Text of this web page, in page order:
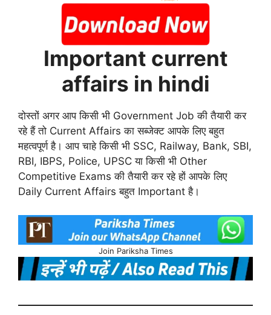
Important current
affairs in hindi
दोस्तों अगर आप किसी भी Government Job की तैयारी कर
रहे हैं तो Current Affairs का सब्जेक्ट आपके लिए बहुत
महत्वपूर्ण है। आप चाहे किसी भी SSC, Railway, Bank, SBI,
RBI, IBPS, Police, UPSC या किसी भी Other
Competitive Exams की तैयारी कर रहे हों आपके लिए
Daily Current Affairs बहुत Important है।
Join Pariksha Times